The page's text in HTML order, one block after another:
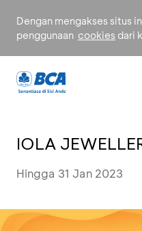
Dengan mengakses situs
penggunaan cookies dari
IOLA
Hingga 31 Jan 2023